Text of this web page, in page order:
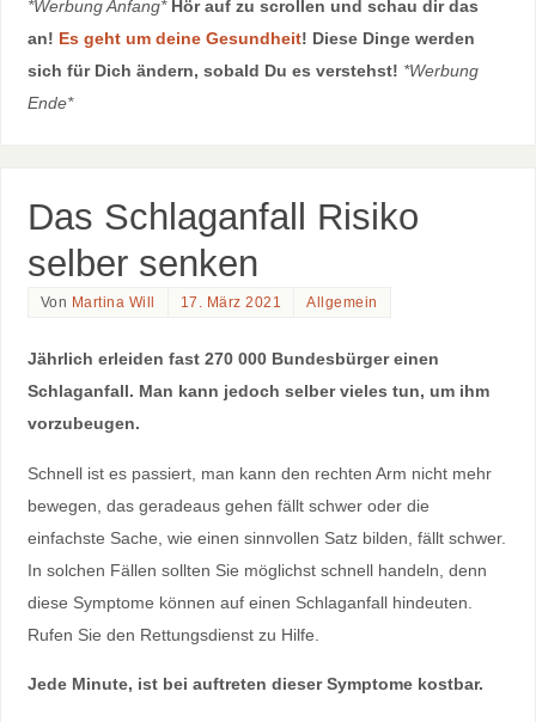
*Werbung Anfang* Hör auf zu scrollen und schau dir das
an! Es geht um deine Gesundheit! Diese Dinge werden
sich für Dich ändern, sobald Du es verstehst! *Werbung
Ende*
Das Schlaganfall Risiko
selber senken
Von Martina Will 17. März 2021 Allgemein
Jährlich erleiden fast 270 000 Bundesbürger einen
Schlaganfall. Man kann jedoch selber vieles tun, um ihm
vorzubeugen.
Schnell ist es passiert, man kann den rechten Arm nicht mehr
bewegen, das geradeaus gehen fällt schwer oder die
einfachste Sache, wie einen sinnvollen Satz bilden, fällt schwer.
In solchen Fällen sollten Sie möglichst schnell handeln, denn
diese Symptome können auf einen Schlaganfall hindeuten.
Rufen Sie den Rettungsdienst zu Hilfe.
Jede Minute, ist bei auftreten dieser Symptome kostbar.